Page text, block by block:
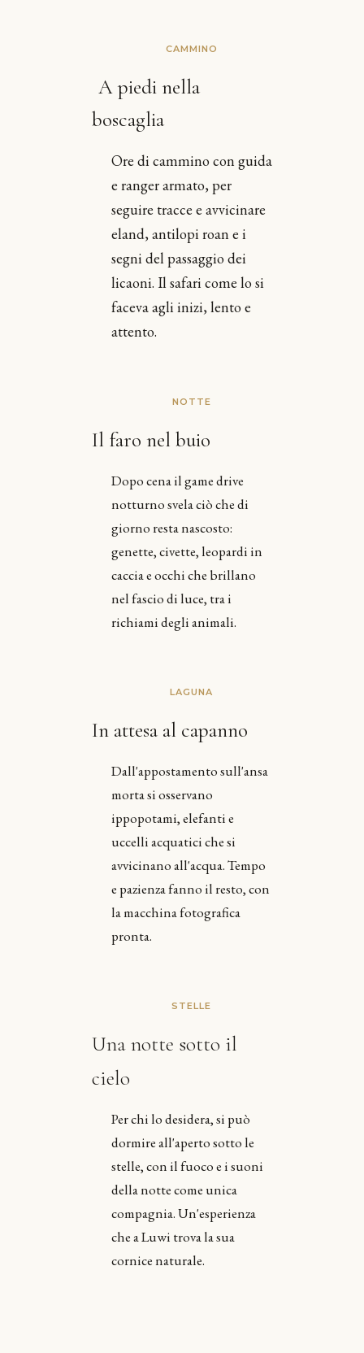
CAMMINO
A piedi nella
boscaglia
Ore di cammino con guida
e ranger armato, per
seguire tracce e avvicinare
eland, antilopi roan e i
segni del passaggio dei
licaoni. Il safari come lo si
faceva agli inizi, lento e
attento.
NOTTE
Il faro nel buio
Dopo cena il game drive
notturno svela ciò che di
giorno resta nascosto:
genette, civette, leopardi in
caccia e occhi che brillano
nel fascio di luce, tra i
richiami degli animali.
LAGUNA
In attesa al capanno
Dall'appostamento sull'ansa
morta si osservano
ippopotami, elefanti e
uccelli acquatici che si
avvicinano all'acqua. Tempo
e pazienza fanno il resto, con
la macchina fotografica
pronta.
STELLE
Una notte sotto il
cielo
Per chi lo desidera, si può
dormire all'aperto sotto le
stelle, con il fuoco e i suoni
della notte come unica
compagnia. Un'esperienza
che a Luwi trova la sua
cornice naturale.